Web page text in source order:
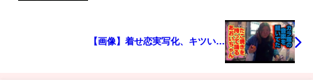
【画像】着せ恋実写化、キツい…